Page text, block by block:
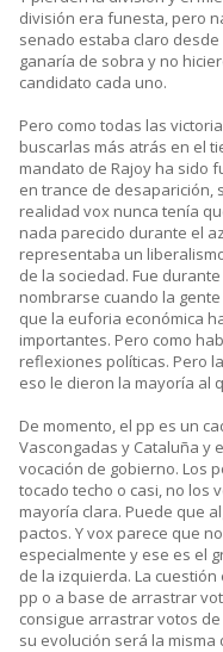
división era funesta, pero
senado estaba claro
ganaría de sobra y no
candidato cada uno.
Pero como todas las
buscarlas más atrás en el
mandato de Rajoy ha sido
en trance de desaparición,
realidad vox nunca tenía
nada parecido durante el
representaba un
de la sociedad. Fue
nombrarse cuando la
que la euforia económica
importantes. Pero como
reflexiones políticas. Pero
eso le dieron la mayoría al
De momento, el pp es un
Vascongadas y Cataluña y
vocación de gobierno. Los
tocado techo o casi, no los
mayoría clara. Puede que
pactos. Y vox parece que
especialmente y ese es el
de la izquierda. La
pp o a base de arrastrar
consigue arrastrar votos
su evolución será la misma